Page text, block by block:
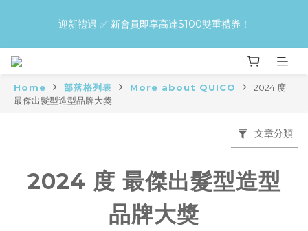
靚更快！
迎新禮遇 ✅ 新會員即享高達$100雙重禮券！
🚚 全店免運 | 單筆訂單滿 $400 即享免費送貨
買QUICO護髮＋造型Combo，即享30%！先護後型，零傷害變
Home 部落格列表 More about QUICO
2024 度
最傑出髮型造型品牌大獎
文章分類
2024 度 最傑出髮型造型
品牌大獎